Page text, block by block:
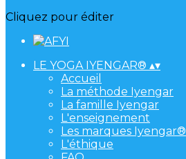
Cliquez pour éditer
LE YOGA IYENGAR® ▴▾
Accueil
La méthode Iyengar
La famille Iyengar
L'enseignement
Les marques Iyengar®
L'éthique